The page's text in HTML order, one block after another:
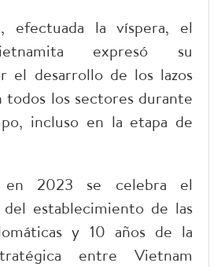
efectuada la víspera, el
expresó su
el desarrollo de los lazos
todos los sectores durante
incluso en la etapa de
en 2023 se celebra el
establecimiento de las
y 10 años de la
entre Vietnam